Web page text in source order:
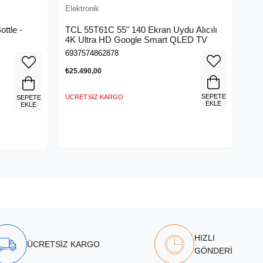
-
SEPETE
EKLE
Elektronik
TCL 55T61C 55" 140 Ekran Uydu Alıcılı
4K Ultra HD Google Smart QLED TV
6937574862878
₺25.490,00
ÜCRETSIZ KARGO
SEPETE
EKLE
ÜCRETSİZ KARGO
HIZLI
GÖNDERİ